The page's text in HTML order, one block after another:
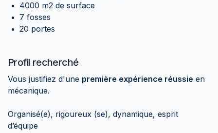
4000 m2 de surface
7 fosses
20 portes
Profil recherché
Vous justifiez d'une première expérience réussie en
mécanique.
Organisé(e), rigoureux (se), dynamique, esprit
d’équipe